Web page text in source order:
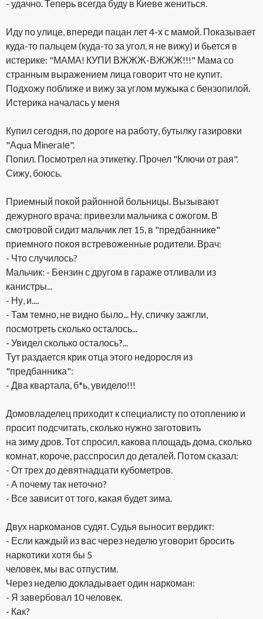
- удачно. Теперь всегда буду в Киеве жениться.
Иду по улице, впереди пацан лет 4-х с мамой. Показывает
куда-то пальцем (куда-то за угол, я не вижу) и бьется в
истерике: "МАМА! КУПИ ВЖЖЖ-ВЖЖЖ!!!" Мама со
странным выражением лица говорит что не купит.
Подхожу поближе и вижу за углом мужыка с бензопилой.
Истерика началась у меня
Купил сегодня, по дороге на работу, бутылку газировки
"Аquа Мinеrаlе".
Попил. Посмотрел на этикетку. Прочел "Ключи от рая".
Сижу, боюсь.
Приемный покой районной больницы. Вызывают
дежурного врача: привезли мальчика с ожогом. В
смотровой сидит мальчик лет 15, в "предбаннике"
приемного покоя встревоженные родители. Врач:
- Что случилось?
Мальчик: - Бензин с другом в гараже отливали из
канистры...
- Ну, и....
- Там темно, не видно было... Ну, спичку зажгли,
посмотреть сколько осталось...
- Увидел сколько осталось?...
Тут раздается крик отца этого недоросля из
"предбанника":
- Два квартала, б*ь, увидело!!!
Домовладелец приходит к специалисту по отоплению и
просит подсчитать, сколько нужно заготовить
на зиму дров. Тот спросил, какова площадь дома, сколько
комнат, короче, расспросил до деталей. Потом сказал:
- От трех до девятнадцати кубометров.
- А почему так неточно?
- Все зависит от того, какая будет зима.
Двух наркоманов судят. Судья выносит вердикт:
- Если каждый из вас через неделю уговорит бросить
наркотики хотя бы 5
человек, мы вас отпустим.
Через неделю докладывает один наркоман:
- Я завербовал 10 человек.
- Как?